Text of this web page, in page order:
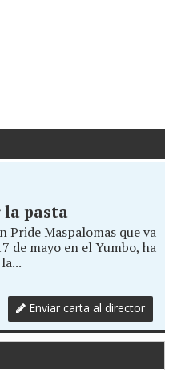
la pasta
Pride Maspalomas que va
de mayo en el Yumbo, ha
Enviar carta al director